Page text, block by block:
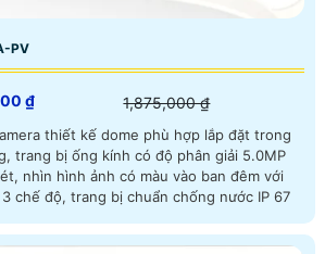
PV
₫ 1,875,000 ₫
thiết kế dome phù hợp lắp đặt trong
trang bị ống kính có độ phân giải 5.0MP
nhìn hình ảnh có màu vào ban đêm với
chế độ, trang bị chuẩn chống nước IP 67